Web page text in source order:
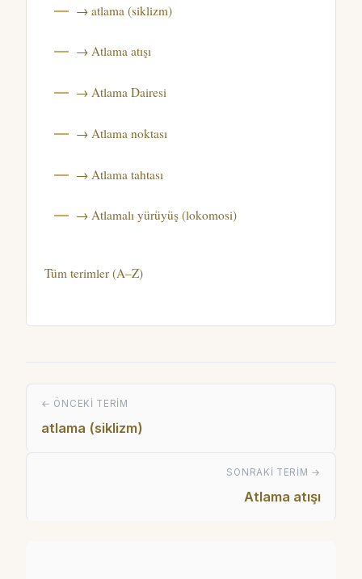
→ atlama (siklizm)
→ Atlama atışı
→ Atlama Dairesi
→ Atlama noktası
→ Atlama tahtası
→ Atlamalı yürüyüş (lokomosi)
Tüm terimler (A–Z)
← ÖNCEKI TERIM
atlama (siklizm)
SONRAKI TERIM →
Atlama atışı